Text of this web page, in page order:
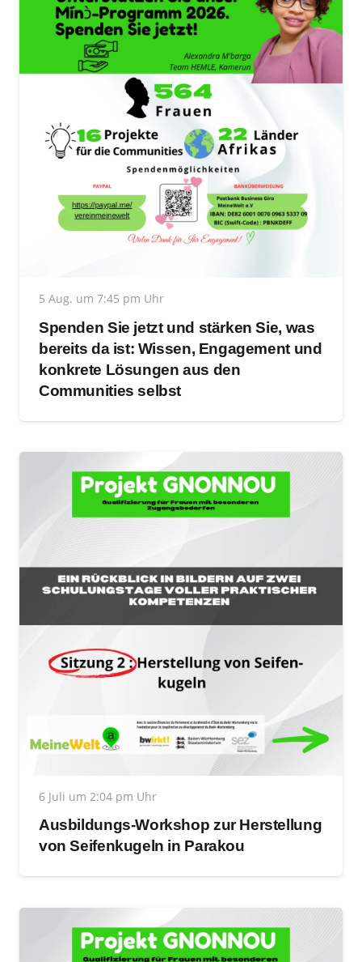
5 Aug. um 7:45 pm Uhr
Spenden Sie jetzt und stärken Sie, was
bereits da ist: Wissen, Engagement und
konkrete Lösungen aus den
Communities selbst
6 Juli um 2:04 pm Uhr
Ausbildungs-Workshop zur Herstellung
von Seifenkugeln in Parakou